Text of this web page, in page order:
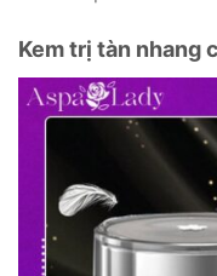
Kem trị tàn nhang